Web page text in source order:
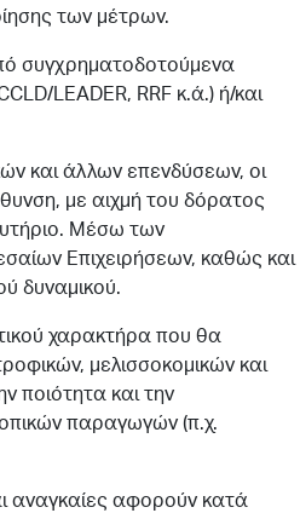
των μέτρων.
συγχρηματοδοτούμενα
LEADER, RRF κ.ά.) ή/και
και άλλων επενδύσεων, οι
με αιχμή του δόρατος
Μέσω των
Επιχειρήσεων, καθώς και
δυναμικού.
χαρακτήρα που θα
μελισσοκομικών και
ποιότητα και την
παραγωγών (π.χ.
αναγκαίες αφορούν κατά